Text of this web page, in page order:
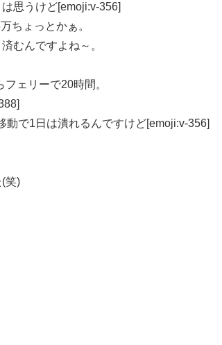
思うけど[emoji:v-356]
ちょっとかぁ。
むんですよね～。
ェリーで20時間。
で1日は潰れるんですけど[emoji:v-356]
笑)